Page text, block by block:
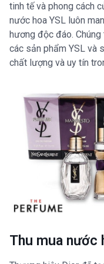
tinh tế và phong cách
nước hoa YSL luôn
hương độc đáo.
các sản phẩm YSL và
chất lượng và uy tín
Thu mua nước